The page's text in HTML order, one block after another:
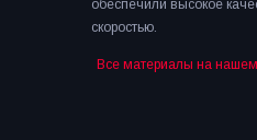
обеспечили высокое
скоростью.
Все материалы на